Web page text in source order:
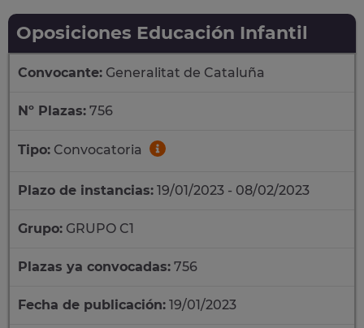
Oposiciones Educación Infantil
Convocante: Generalitat de Cataluña
Nº Plazas: 756
Tipo: Convocatoria
Plazo de instancias: 19/01/2023 - 08/02/2023
Grupo: GRUPO C1
Plazas ya convocadas: 756
Fecha de publicación: 19/01/2023